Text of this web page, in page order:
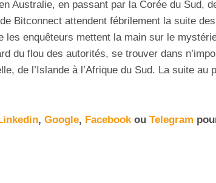
Australie, en passant par la Corée du Sud,
Bitconnect attendent fébrilement la suite des
les enquêteurs mettent la main sur le
du flou des autorités, se trouver dans
de l’Islande à l’Afrique du Sud. La suite au
, Google, Facebook ou Telegram